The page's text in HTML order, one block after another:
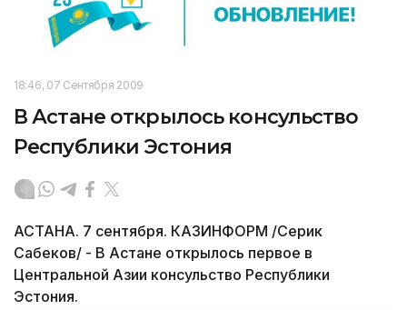
18:46, 07 Сентября 2009
В Астане открылось консульство
Республики Эстония
АСТАНА. 7 сентября. КАЗИНФОРМ /Серик
Сабеков/ - В Астане открылось первое в
Центральной Азии консульство Республики
Эстония.